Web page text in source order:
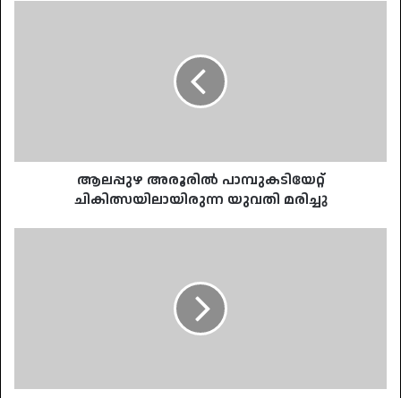
ആലപ്പുഴ അരൂരിൽ പാമ്പുകടിയേറ്റ്
ചികിത്സയിലായിരുന്ന യുവതി മരിച്ചു
നിലയിലല്ല